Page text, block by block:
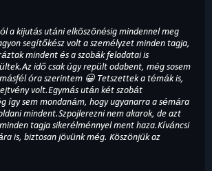
a kijutás utáni elköszönésig mindennel meg
segítőkész volt a személyzet minden tagja,
mindent és a szobák feladatai is
idő csak úgy repült odabent, még sosem
óra szerintem 😀 Tetszettek a témák is,
volt.Egymás után két szobát
így sem mondanám, hogy ugyanarra a sémára
mindent.Szpojlerezni nem akarok, de azt
tagja sikerélménnyel ment haza.Kíváncsi
is, biztosan jövünk még. Köszönjük az